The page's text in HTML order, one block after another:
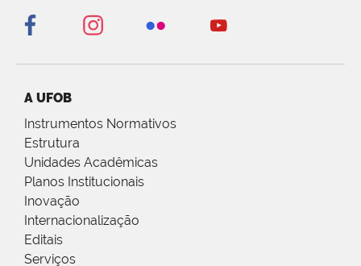
A UFOB
Instrumentos Normativos
Estrutura
Unidades Acadêmicas
Planos Institucionais
Inovação
Internacionalização
Editais
Serviços